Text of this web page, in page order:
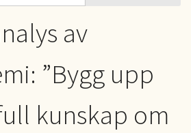
av
”Bygg upp
kunskap om